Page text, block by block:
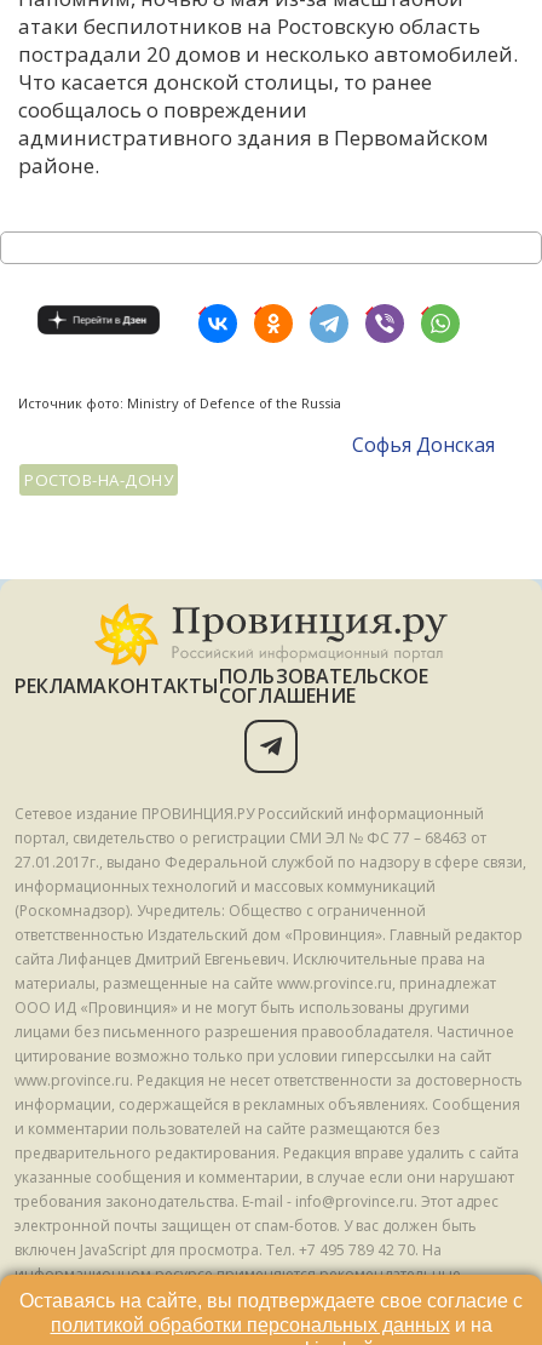
атаки беспилотников на Ростовскую область
пострадали 20 домов и несколько автомобилей.
Что касается донской столицы, то ранее
сообщалось о повреждении
административного здания в Первомайском
районе.
Источник фото: Ministry of Defence of the Russia
Софья Донская
РОСТОВ-НА-ДОНУ
РЕКЛАМАКОНТАКТЫПОЛЬЗОВАТЕЛЬСКОЕ
СОГЛАШЕНИЕ
Сетевое издание ПРОВИНЦИЯ.РУ Российский информационный
портал, свидетельство о регистрации СМИ ЭЛ № ФС 77 – 68463 от
27.01.2017г., выдано Федеральной службой по надзору в сфере связи,
информационных технологий и массовых коммуникаций
(Роскомнадзор). Учредитель: Общество с ограниченной
ответственностью Издательский дом «Провинция». Главный редактор
сайта Лифанцев Дмитрий Евгеньевич. Исключительные права на
материалы, размещенные на сайте www.province.ru, принадлежат
ООО ИД «Провинция» и не могут быть использованы другими
лицами без письменного разрешения правообладателя. Частичное
цитирование возможно только при условии гиперссылки на сайт
www.province.ru. Редакция не несет ответственности за достоверность
информации, содержащейся в рекламных объявлениях. Сообщения
и комментарии пользователей на сайте размещаются без
предварительного редактирования. Редакция вправе удалить с сайта
указанные сообщения и комментарии, в случае если они нарушают
требования законодательства. E-mail - info@province.ru. Этот адрес
электронной почты защищен от спам-ботов. У вас должен быть
включен JavaScript для просмотра. Tел. +7 495 789 42 70. На
информационном ресурсе применяются рекомендательные
технологии (информационные технологии предоставления
информации на основе сбора, систематизации и анализа сведений,
Оставаясь на сайте, вы подтверждаете свое согласие с
политикой обработки персональных данныхи на